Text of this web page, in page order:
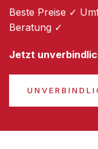
Beste Preise ✓
Beratung ✓
Jetzt